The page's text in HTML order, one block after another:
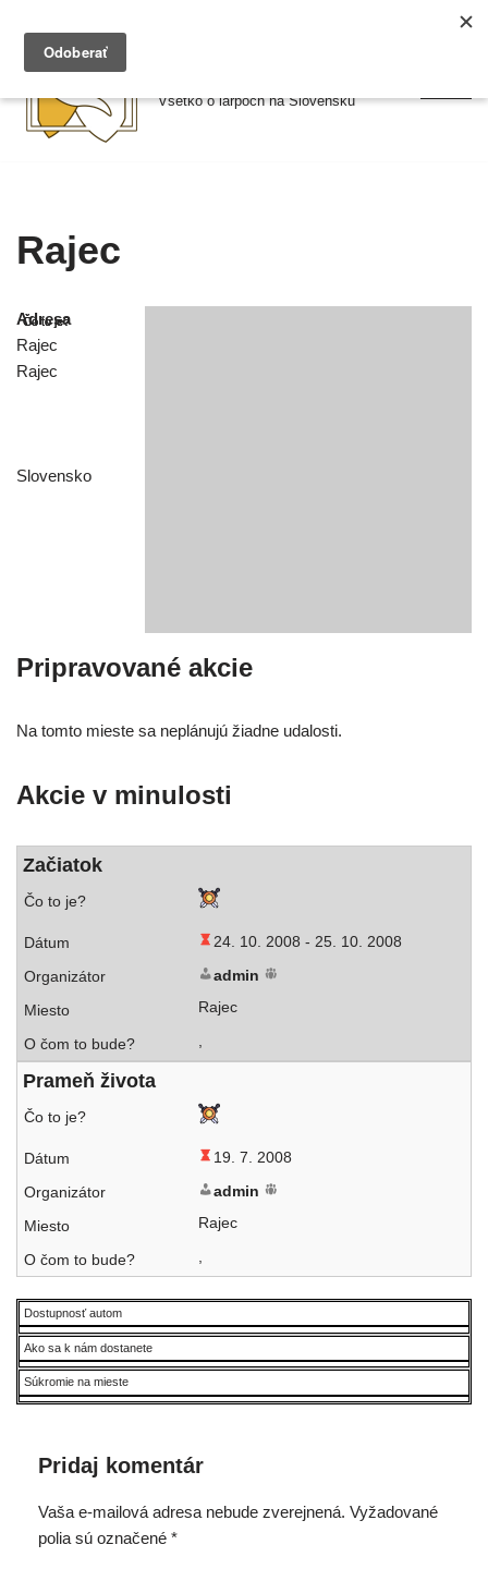
Preskočiť
Všetko o larpoch na Slovensku
Rajec
Adresa
Rajec
Rajec
Slovensko
Pripravované akcie
Na tom­to mies­te sa neplá­nu­jú žiad­ne udalosti.
Akcie v minulosti
Začiatok
24. 10. 2008 - 25. 10. 2008
admin
Rajec
,
Prameň živo­ta
19. 7. 2008
admin
Rajec
,
Dostupnosť autom
Ako sa k nám dostanete
Súkromie na mieste
Pridaj komentár
Vaša e-mailová adresa nebude zverejnená. Vyžadované
polia sú označené *